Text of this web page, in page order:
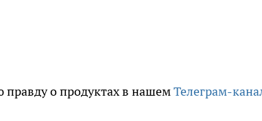
о продуктах в нашемТелеграм-